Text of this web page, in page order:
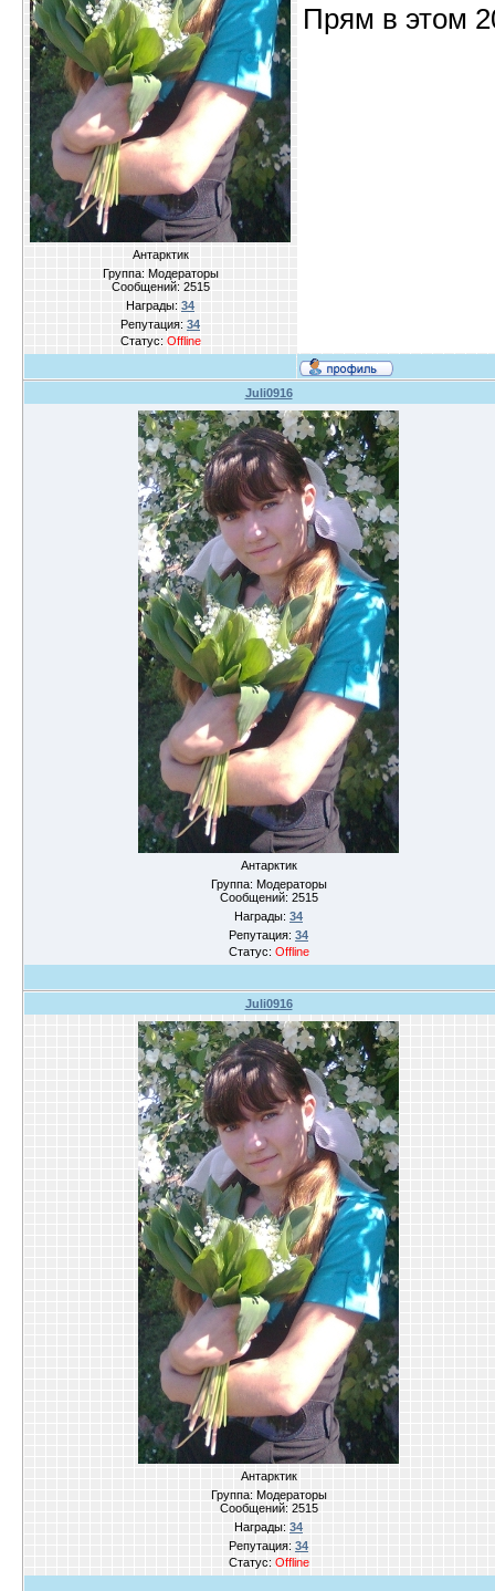
Антарктик
Группа: Модераторы
Сообщений: 2515
Награды: 34
Репутация: 34
Статус: Offline
Прям в этом
Juli0916
Антарктик
Группа: Модераторы
Сообщений: 2515
Награды: 34
Репутация: 34
Статус: Offline
Juli0916
Антарктик
Группа: Модераторы
Сообщений: 2515
Награды: 34
Репутация: 34
Статус: Offline